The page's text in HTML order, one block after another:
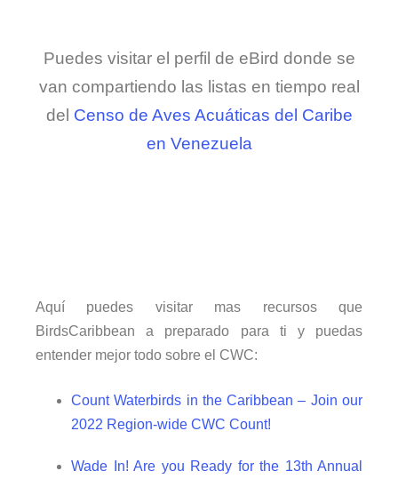
Puedes visitar el perfil de eBird donde se
van compartiendo las listas en tiempo real
del Censo de Aves Acuáticas del Caribe
en Venezuela
Aquí puedes visitar mas recursos que
BirdsCaribbean a preparado para ti y puedas
entender mejor todo sobre el CWC:
Count Waterbirds in the Caribbean – Join our
2022 Region-wide CWC Count!
Wade In! Are you Ready for the 13th Annual